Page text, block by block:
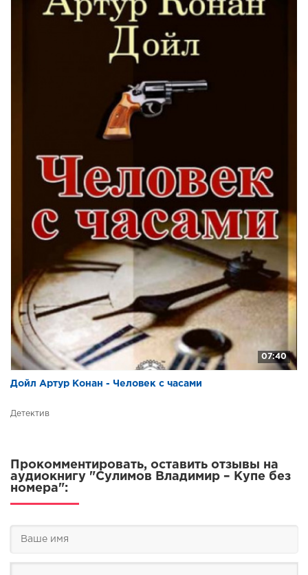
07:40
Дойл Артур Конан - Человек с часами
Детектив
Прокомментировать, оставить отзывы на
аудиокнигу "Сулимов Владимир – Купе без
номера":